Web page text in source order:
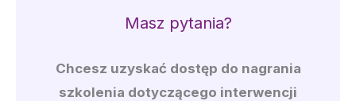
Masz pytania?
Chcesz uzyskać dostęp do nagrania
szkolenia dotyczącego interwencji